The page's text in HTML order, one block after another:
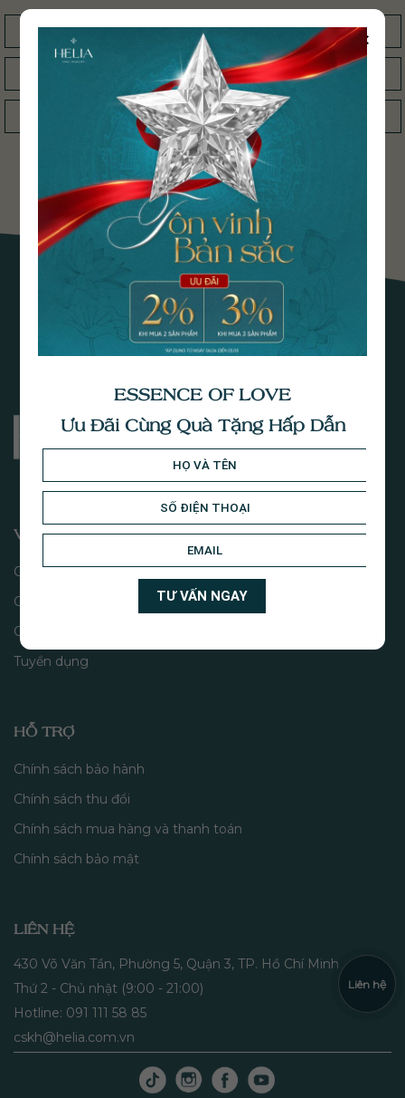
VỀ CHÚNG TÔI
Câu chuyện
Giá trị thương hiệu
Cửa hàng
Tuyển dụng
HỖ TRỢ
Chính sách bảo hành
Chính sách thu đổi
Chính sách mua hàng và thanh toán
Chính sách bảo mật
LIÊN HỆ
430 Võ Văn Tần, Phường 5, Quận 3, TP. Hồ Chí Minh
Thứ 2 - Chủ nhật (9:00 - 21:00)
Hotline: 091 111 58 85
cskh@helia.com.vn
Liên hệ
×
ESSENCE OF LOVE
Ưu Đãi Cùng Quà Tặng Hấp Dẫn